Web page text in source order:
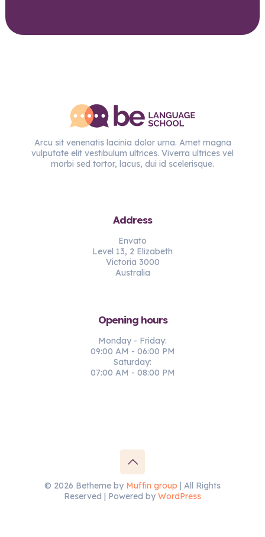
Arcu sit venenatis lacinia dolor urna. Amet magna
vulputate elit vestibulum ultrices. Viverra ultrices vel
morbi sed tortor, lacus, dui id scelerisque.
Address
Envato
Level 13, 2 Elizabeth
Victoria 3000
Australia
Opening hours
Monday - Friday:
09:00 AM - 06:00 PM
Saturday:
07:00 AM - 08:00 PM
© 2026 Betheme by Muffin group | All Rights
Reserved | Powered by WordPress